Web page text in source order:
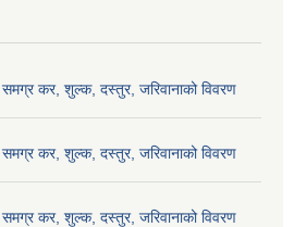
कर, शुल्क, दस्तुर, जरिवानाको विवरण
कर, शुल्क, दस्तुर, जरिवानाको विवरण
कर, शुल्क, दस्तुर, जरिवानाको विवरण